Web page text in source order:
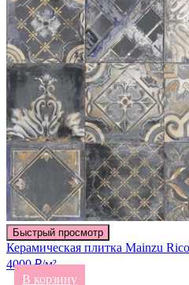
Быстрый просмотр
Керамическая плитка Mainzu
4000 ₽/м²
В корзину